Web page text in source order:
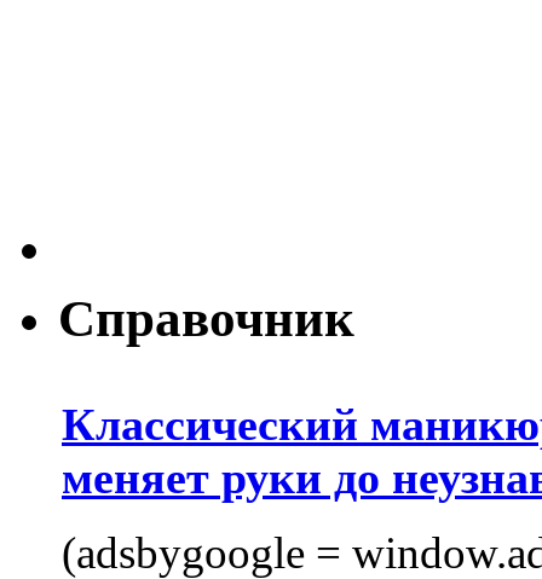
Справочник
Классический
меняет руки до
(adsbygoogle =